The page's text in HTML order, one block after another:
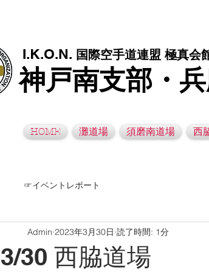
I.K.O.N. 国際空手道連盟 極真会
神戸南支部・
HOME 灘道場 須磨南道場 西
☞イベントレポート
3/30 西脇道場
Admin 2023年3月30日 読了時間: 1分